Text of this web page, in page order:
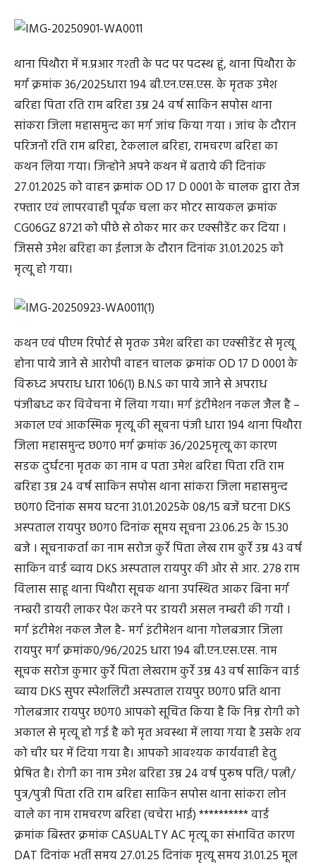
थाना पिथौरा में म.प्रआर गश्ती के पद पर पदस्थ हूं, थाना पिथौरा के
मर्ग क्रमांक 36/2025धारा 194 बी.एन.एस.एस. के मृतक उमेश
बरिहा पिता रति राम बरिहा उम्र 24 वर्ष साकिन सपोस थाना
सांकरा जिला महासमुन्द का मर्ग जांच किया गया । जांच के दौरान
परिजनों रति राम बरिहा, टेकलाल बरिहा, रामचरण बरिहा का
कथन लिया गया। जिन्होने अपने कथन में बताये की दिनांक
27.01.2025 को वाहन क्रमांक OD 17 D 0001 के चालक द्वारा तेज
रफ्तार एवं लापरवाही पूर्वक चला कर मोटर सायकल क्रमांक
CG06GZ 8721 को पीछे से ठोकर मार कर एक्सीडेंट कर दिया ।
जिससे उमेश बरिहा का ईलाज के दौरान दिनांक 31.01.2025 को
मृत्यू हो गया।
कथन एवं पीएम रिपोर्ट से मृतक उमेश बरिहा का एक्सीडेंट से मृत्यू
होना पाये जाने से आरोपी वाहन चालक क्रमांक OD 17 D 0001 के
विरूध्द अपराध धारा 106(1) B.N.S का पाये जाने से अपराध
पंजीबध्द कर विवेचना में लिया गया। मर्ग इंटीमेशन नकल जैल है –
अकाल एवं आकस्मिक मृत्यू की सूचना पंजी धारा 194 थाना पिथौरा
जिला महासमुन्द छ0ग0 मर्ग क्रमांक 36/2025मृत्यू का कारण
सडक दुर्घटना मृतक का नाम व पता उमेश बरिहा पिता रति राम
बरिहा उम्र 24 वर्ष साकिन सपोस थाना सांकरा जिला महासमुन्द
छ0ग0 दिनांक समय घटना 31.01.2025के 08/15 बजें घटना DKS
अस्पताल रायपुर छ0ग0 दिनांक सूमय सूचना 23.06.25 के 15.30
बजे । सूचनाकर्ता का नाम सरोज कुर्रे पिता लेख राम कुर्रे उम्र 43 वर्ष
साकिन वार्ड ब्वाय DKS अस्पताल रायपुर की ओर से आर. 278 राम
विलास साहू थाना पिथौरा सूचक थाना उपस्थित आकर ‍बिना मर्ग
नम्बरी डायरी लाकर पेश करने पर डायरी असल नम्बरी की गयी ।
मर्ग इंटीमेश नकल जैल है- मर्ग इंटीमेशन थाना गोलबजार जिला
रायपुर मर्ग क्रमांक0/96/2025 धारा 194 बी.एन.एस.एस. नाम
सूचक सरोज कुमार कुर्रे पिता लेखराम कुर्रे उम्र 43 वर्ष साकिन वार्ड
ब्वाय DKS सुपर स्पेशलिटी अस्पताल रायपुर छ0ग0 प्रति थाना
गोलबजार रायपुर छ0ग0 आपको सूचित किया है कि निम्न रोगी को
अकाल से मृत्यू हो गई है को मृत अवस्था में लाया गया है उसके शव
को चीर घर में दिया गया है। आपको आवश्यक कार्यवाही हेतु
प्रेषित है। रोगी का नाम उमेश बरिहा उम्र 24 वर्ष पुरूष पति/ पत्नी/
पुत्र/पुत्री पिता रति राम बरिहा साकिन सपोस थाना सांकरा लोन
वाले का नाम रामचरण बरिहा (चचेरा भाई) ********** वार्ड
क्रमांक बिस्तर क्रमांक CASUALTY AC मृत्यू का संभावित कारण
DAT दिनांक भर्ती समय 27.01.25 दिनांक मृत्यू समय 31.01.25 मूल